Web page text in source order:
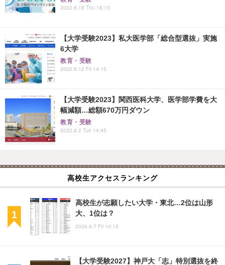
2022.8.18 Thu 18:15
【大学受験2023】私大医学部「総合型選抜」実施
6大学
教育・受験
2022.8.12 Fri 14:15
【大学受験2023】関西医科大学、医学部学費を大
幅減額…総額670万円ダウン
教育・受験
2022.8.2 Tue 14:45
高校生アクセスランキング
高校生が志願したい大学・東北…2位は山形
大、1位は？
2026.8.7 Fri 10:15
【大学受験2027】神戸大「志」特別選抜を終